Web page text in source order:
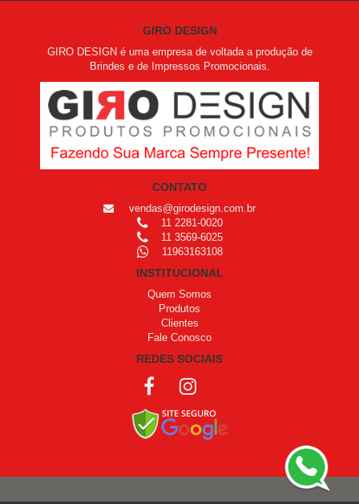
GIRO DESIGN
GIRO DESIGN é uma empresa de voltada a produção de
Brindes e de Impressos Promocionais.
CONTATO
vendas@girodesign.com.br
11 2281-0020
11 3569-6025
11963163108
INSTITUCIONAL
Quem Somos
Produtos
Clientes
Fale Conosco
REDES SOCIAIS